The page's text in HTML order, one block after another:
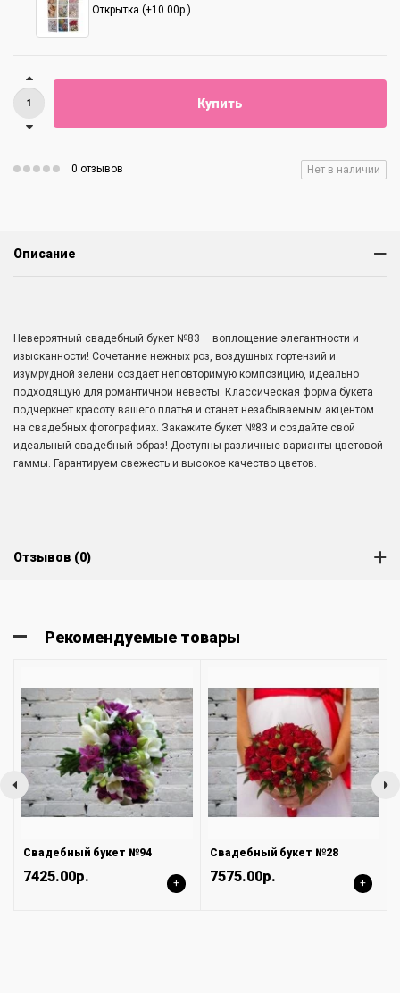
Открытка (+10.00р.)
Купить
0 отзывов Нет в наличии
Описание
Невероятный свадебный букет №83 – воплощение элегантности и
изысканности! Сочетание нежных роз, воздушных гортензий и
изумрудной зелени создает неповторимую композицию, идеально
подходящую для романтичной невесты. Классическая форма букета
подчеркнет красоту вашего платья и станет незабываемым акцентом
на свадебных фотографиях. Закажите букет №83 и создайте свой
идеальный свадебный образ! Доступны различные варианты цветовой
гаммы. Гарантируем свежесть и высокое качество цветов.
Отзывов (0)
Рекомендуемые товары
Свадебный букет №94
7425.00р. +
Свадебный букет №28
7575.00р. +